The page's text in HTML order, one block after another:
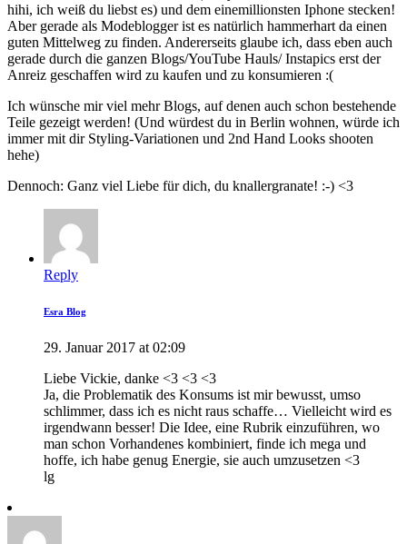
hihi, ich weiß du liebst es) und dem einemillionsten Iphone stecken!
Aber gerade als Modeblogger ist es natürlich hammerhart da einen
guten Mittelweg zu finden. Andererseits glaube ich, dass eben auch
gerade durch die ganzen Blogs/YouTube Hauls/ Instapics erst der
Anreiz geschaffen wird zu kaufen und zu konsumieren :(
Ich wünsche mir viel mehr Blogs, auf denen auch schon bestehende
Teile gezeigt werden! (Und würdest du in Berlin wohnen, würde ich
immer mit dir Styling-Variationen und 2nd Hand Looks shooten
hehe)
Dennoch: Ganz viel Liebe für dich, du knallergranate! :-) <3
Reply
Esra Blog
29. Januar 2017 at 02:09
Liebe Vickie, danke <3 <3 <3
Ja, die Problematik des Konsums ist mir bewusst, umso
schlimmer, dass ich es nicht raus schaffe… Vielleicht wird es
irgendwann besser! Die Idee, eine Rubrik einzuführen, wo
man schon Vorhandenes kombiniert, finde ich mega und
hoffe, ich habe genug Energie, sie auch umzusetzen <3
lg